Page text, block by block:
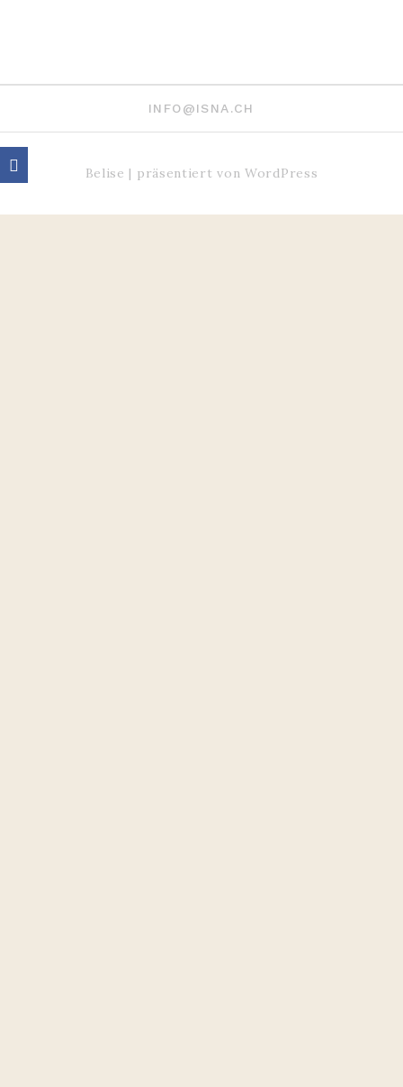
Belise | präsentiert vonWordPress
INFO@ISNA.CH